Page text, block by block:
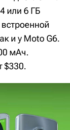
или 6 ГБ
и у Moto G6.
мАч.
$330.